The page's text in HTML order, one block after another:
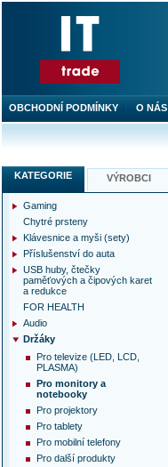
KATEGORIE VÝROBCI
Gaming
Chytré prsteny
Klávesnice a myši (sety)
Příslušenství do auta
USB huby, čtečky
paměťových a čipových karet
a redukce
FOR HEALTH
Audio
Držáky
Pro televize (LED, LCD,
PLASMA)
Pro monitory a
notebooky
Pro projektory
Pro tablety
Pro mobilní telefony
Pro další produkty
OBCHODNÍ PODMÍNKY O NÁS